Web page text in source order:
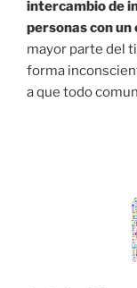
intercambio de
personas con
mayor parte del
forma
a que todo